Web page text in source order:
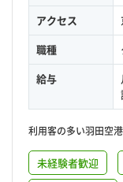
アクセス
職種
給与
利用客の多い羽田空
未経験者歓迎